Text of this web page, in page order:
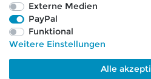
Impressum
Barrierefreiheitserklärung
Externe Medien
PayPal
Funktional
Weitere Einstellungen
Alle